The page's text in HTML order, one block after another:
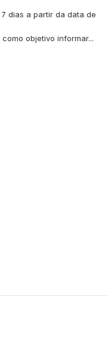
dias a partir da data de
objetivo informar...